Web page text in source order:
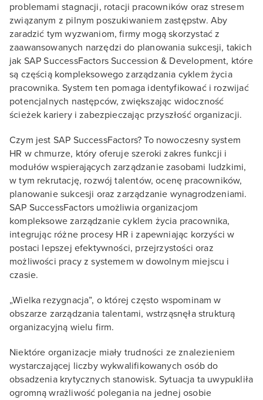
problemami stagnacji, rotacji pracowników oraz stresem
związanym z pilnym poszukiwaniem zastępstw. Aby
zaradzić tym wyzwaniom, firmy mogą skorzystać z
zaawansowanych narzędzi do planowania sukcesji, takich
jak SAP SuccessFactors Succession & Development, które
są częścią kompleksowego zarządzania cyklem życia
pracownika. System ten pomaga identyfikować i rozwijać
potencjalnych następców, zwiększając widoczność
ścieżek kariery i zabezpieczając przyszłość organizacji.
Czym jest SAP SuccessFactors? To nowoczesny system
HR w chmurze, który oferuje szeroki zakres funkcji i
modułów wspierających zarządzanie zasobami ludzkimi,
w tym rekrutację, rozwój talentów, ocenę pracowników,
planowanie sukcesji oraz zarządzanie wynagrodzeniami.
SAP SuccessFactors umożliwia organizacjom
kompleksowe zarządzanie cyklem życia pracownika,
integrując różne procesy HR i zapewniając korzyści w
postaci lepszej efektywności, przejrzystości oraz
możliwości pracy z systemem w dowolnym miejscu i
czasie.
„Wielka rezygnacja”, o której często wspominam w
obszarze zarządzania talentami, wstrząsnęła strukturą
organizacyjną wielu firm.
Niektóre organizacje miały trudności ze znalezieniem
wystarczającej liczby wykwalifikowanych osób do
obsadzenia krytycznych stanowisk. Sytuacja ta uwypukliła
ogromną wrażliwość polegania na jednej osobie